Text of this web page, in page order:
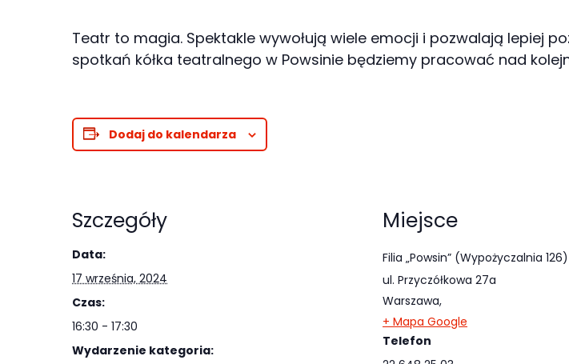
Teatr to magia. Spektakle wywołują wiele emocji i pozwalają lepiej
spotkań kółka teatralnego w Powsinie będziemy pracować nad
Dodaj do kalendarza
Szczegóły
Data:
17 września, 2024
Czas:
16:30 - 17:30
Wydarzenie kategoria:
Miejsce
Filia „Powsin” (Wypożyczalnia 126)
ul. Przyczółkowa 27a
Warszawa,
+ Mapa Google
Telefon
Te pliki cookie
one potrzebne
funkcjonowania
Statystyka
Abyśmy mogli
poprawić
funkcjonalność
i strukturę